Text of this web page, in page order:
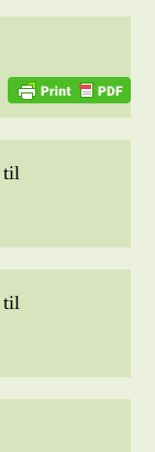
til
til